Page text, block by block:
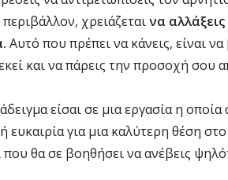
χρειάζεταινα
Αυτό που πρέπει να κάνεις, είναι
και να πάρεις την προσοχή σου
είσαι σε μια εργασία η
ευκαιρία για μια καλύτερη θέση
που θα σε βοηθήσει να ανέβεις